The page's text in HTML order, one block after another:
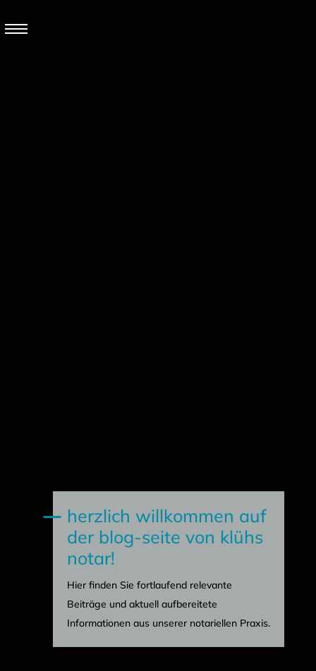
herzlich willkommen auf
der blog-seite von klühs
notar!
Hier finden Sie fortlaufend relevante
Beiträge und aktuell aufbereitete
Informationen aus unserer notariellen Praxis.